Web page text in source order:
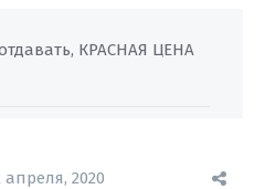
КРАСНАЯ ЦЕНА
апреля, 2020